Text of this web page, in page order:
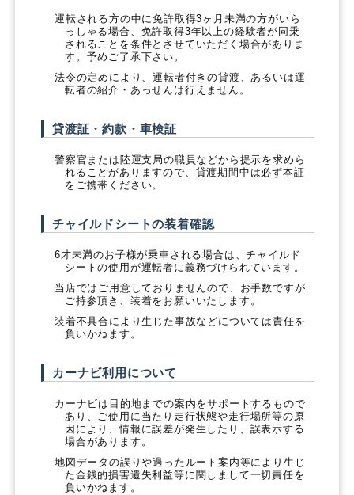
運転される方の中に免許取得3ヶ月未満の方がいら
っしゃる場合、免許取得3年以上の経験者が同乗
されることを条件とさせていただく場合がありま
す。予めご了承下さい。
法令の定めにより、運転者付きの貸渡、あるいは運
転者の紹介・あっせんは行えません。
貸渡証・約款・車検証
警察官または陸運支局の職員などから提示を求めら
れることがありますので、貸渡期間中は必ず本証
をご携帯ください。
チャイルドシートの装着確認
6才未満のお子様が乗車される場合は、チャイルド
シートの使用が運転者に義務づけられています。
当店ではご用意しておりませんので、お手数ですが
ご持参頂き、装着をお願いいたします。
装着不具合により生じた事故などについては責任を
負いかねます。
カーナビ利用について
カーナビは目的地までの案内をサポートするもので
あり、ご使用に当たり走行状態や走行場所等の原
因により、情報に誤差が発生したり、誤表示する
場合があります。
地図データの誤りや過ったルート案内等により生じ
た金銭的損害遺失利益等に関しまして一切責任を
負いかねます。